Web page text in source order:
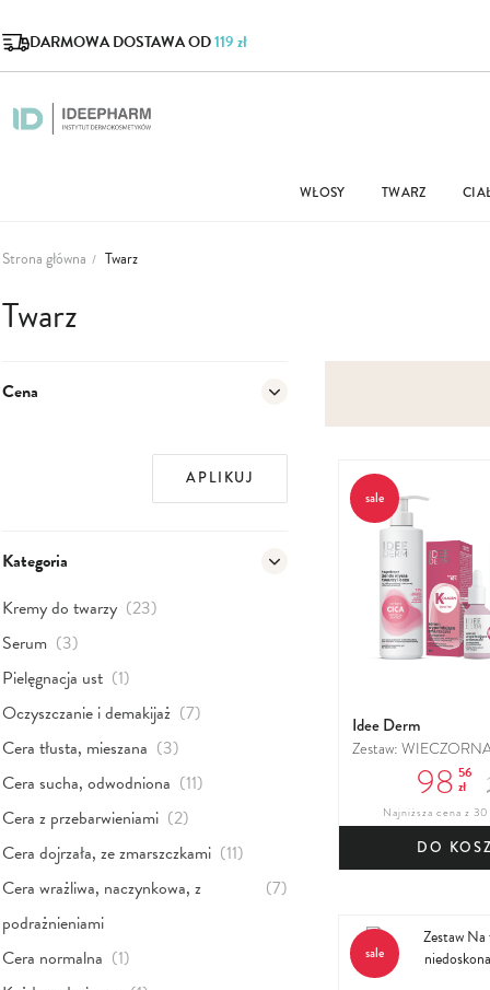
DARMOWA DOSTAWA OD119 zł
WŁOSY TWARZ
Strona główna Twarz
Twarz
sale
Idee Derm
Zestaw:
PIELĘGNACYJNA
98 56
zł
Najniższa cena z 30
DO
sale
Cena
APLIKUJ
Kategoria
Kremy do twarzy (23)
Serum (3)
Pielęgnacja ust (1)
Oczyszczanie i demakijaż (7)
Cera tłusta, mieszana (3)
Cera sucha, odwodniona (11)
Cera z przebarwieniami (2)
Cera dojrzała, ze zmarszczkami (11)
Cera wrażliwa, naczynkowa, z
podrażnieniami
(7)
Cera normalna (1)